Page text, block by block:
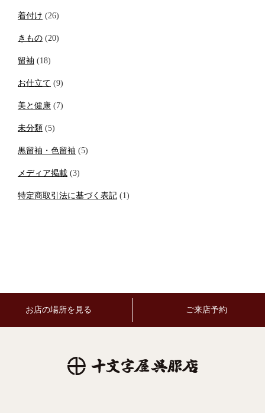
着付け (26)
きもの (20)
留袖 (18)
お仕立て (9)
美と健康 (7)
未分類 (5)
黒留袖・色留袖 (5)
メディア掲載 (3)
特定商取引法に基づく表記 (1)
お店の場所を見る ご来店予約